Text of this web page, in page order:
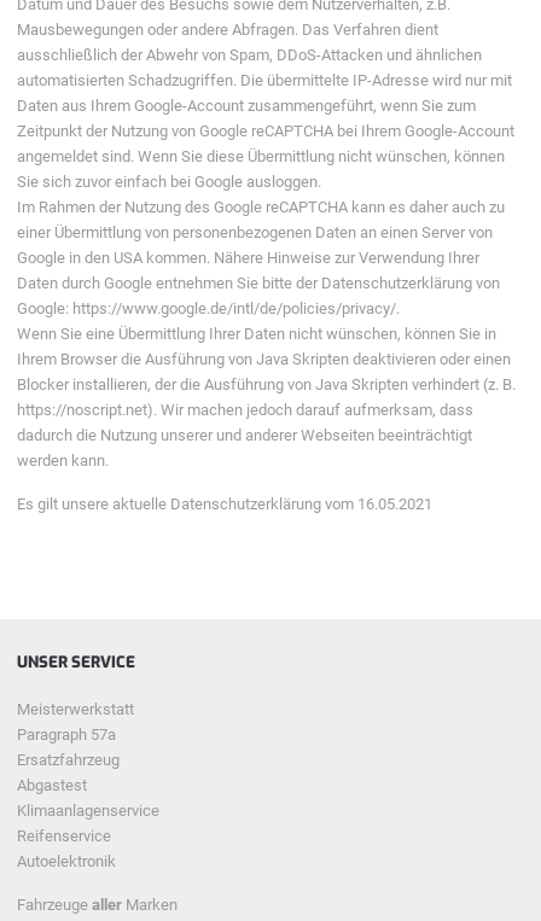
Datum und Dauer des Besuchs sowie dem Nutzerverhalten, z.B.
Mausbewegungen oder andere Abfragen. Das Verfahren dient
ausschließlich der Abwehr von Spam, DDoS-Attacken und ähnlichen
automatisierten Schadzugriffen. Die übermittelte IP-Adresse wird nur mit
Daten aus Ihrem Google-Account zusammengeführt, wenn Sie zum
Zeitpunkt der Nutzung von Google reCAPTCHA bei Ihrem Google-Account
angemeldet sind. Wenn Sie diese Übermittlung nicht wünschen, können
Sie sich zuvor einfach bei Google ausloggen.
Im Rahmen der Nutzung des Google reCAPTCHA kann es daher auch zu
einer Übermittlung von personenbezogenen Daten an einen Server von
Google in den USA kommen. Nähere Hinweise zur Verwendung Ihrer
Daten durch Google entnehmen Sie bitte der Datenschutzerklärung von
Google: https://www.google.de/intl/de/policies/privacy/.
Wenn Sie eine Übermittlung Ihrer Daten nicht wünschen, können Sie in
Ihrem Browser die Ausführung von Java Skripten deaktivieren oder einen
Blocker installieren, der die Ausführung von Java Skripten verhindert (z. B.
https://noscript.net). Wir machen jedoch darauf aufmerksam, dass
dadurch die Nutzung unserer und anderer Webseiten beeinträchtigt
werden kann.
Es gilt unsere aktuelle Datenschutzerklärung vom 16.05.2021
UNSER SERVICE
Meisterwerkstatt
Paragraph 57a
Ersatzfahrzeug
Abgastest
Klimaanlagenservice
Reifenservice
Autoelektronik
Fahrzeugealler Marken